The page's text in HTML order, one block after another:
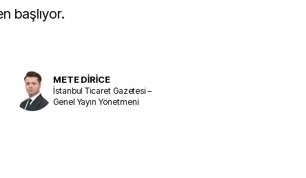
başlıyor.
METE DİRİCE
İstanbul Ticaret Gazetesi –
Genel Yayın Yönetmeni